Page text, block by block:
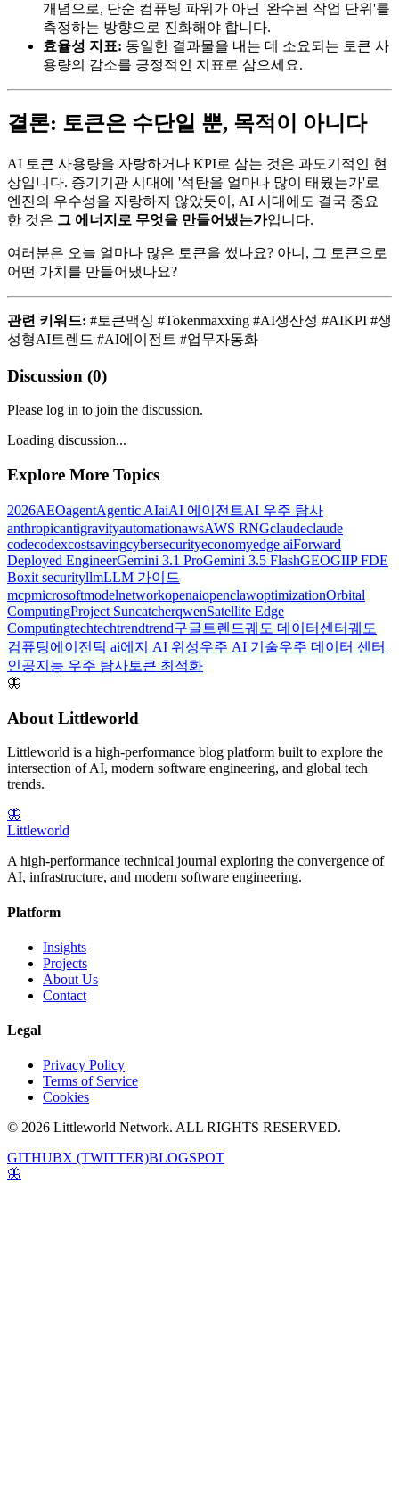
개념으로, 단순 컴퓨팅 파워가 아닌 '완수된 작업 단위'를
측정하는 방향으로 진화해야 합니다.
효율성 지표: 동일한 결과물을 내는 데 소요되는 토큰 사
용량의 감소를 긍정적인 지표로 삼으세요.
결론: 토큰은 수단일 뿐, 목적이 아니다
AI 토큰 사용량을 자랑하거나 KPI로 삼는 것은 과도기적인 현
상입니다. 증기기관 시대에 '석탄을 얼마나 많이 태웠는가'로
엔진의 우수성을 자랑하지 않았듯이, AI 시대에도 결국 중요
한 것은 그 에너지로 무엇을 만들어냈는가입니다.
여러분은 오늘 얼마나 많은 토큰을 썼나요? 아니, 그 토큰으로
어떤 가치를 만들어냈나요?
관련 키워드: #토큰맥싱 #Tokenmaxxing #AI생산성 #AIKPI #생
성형AI트렌드 #AI에이전트 #업무자동화
Discussion (0)
Please log in to join the discussion.
Loading discussion...
Explore More Topics
2026AEOagentAgentic AIaiAI 에이전트AI 우주 탐사
anthropicantigravityautomationawsAWS RNGclaudeclaude
codecodexcostsavingcybersecurityeconomyedge aiForward
Deployed EngineerGemini 3.1 ProGemini 3.5 FlashGEOGIIP FDE
Boxit securityllmLLM 가이드
mcpmicrosoftmodelnetworkopenaiopenclawoptimizationOrbital
ComputingProject SuncatcherqwenSatellite Edge
Computingtechtechtrendtrend구글트렌드궤도 데이터센터궤도
컴퓨팅에이전틱 ai에지 AI 위성우주 AI 기술우주 데이터 센터
인공지능 우주 탐사토큰 최적화
🦋
About Littleworld
Littleworld is a high-performance blog platform built to explore the
intersection of AI, modern software engineering, and global tech
trends.
🦋
Littleworld
A high-performance technical journal exploring the convergence of
AI, infrastructure, and modern software engineering.
Platform
Insights
Projects
About Us
Contact
Legal
Privacy Policy
Terms of Service
Cookies
© 2026 Littleworld Network. ALL RIGHTS RESERVED.
GITHUBX (TWITTER)BLOGSPOT
🦋